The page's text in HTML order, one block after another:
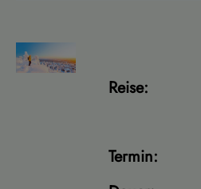
Reise:
Termin: